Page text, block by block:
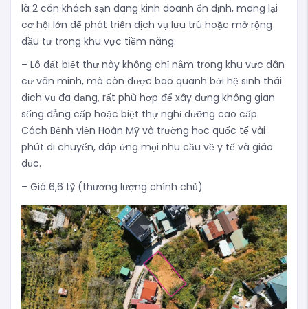
là 2 căn khách sạn đang kinh doanh ổn định, mang lại
cơ hội lớn để phát triển dịch vụ lưu trú hoặc mở rộng
đầu tư trong khu vực tiềm năng.
– Lô đất biệt thự này không chỉ nằm trong khu vực dân
cư văn minh, mà còn được bao quanh bởi hệ sinh thái
dịch vụ đa dạng, rất phù hợp để xây dựng không gian
sống đẳng cấp hoặc biệt thự nghỉ dưỡng cao cấp.
Cách Bệnh viện Hoàn Mỹ và trường học quốc tế vài
phút di chuyển, đáp ứng mọi nhu cầu về y tế và giáo
dục.
– Giá 6,6 tỷ (thương lượng chính chủ)